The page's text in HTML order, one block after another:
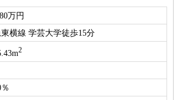
万円
横線 学芸大学徒歩15分
2